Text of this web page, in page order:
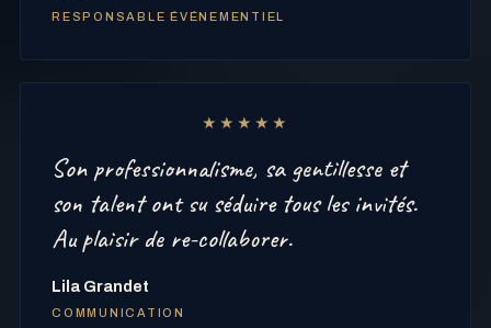
RESPONSABLE ÉVÉNEMENTIEL
★★★★★
Son professionnalisme, sa gentillesse et
son talent ont su séduire tous les invités.
Au plaisir de re-collaborer.
Lila Grandet
COMMUNICATION